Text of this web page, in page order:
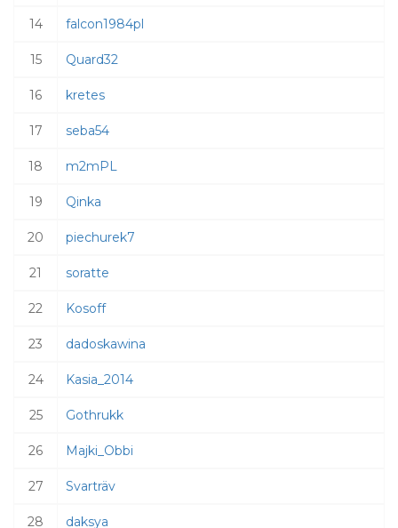
14 falcon1984pl
15 Quard32
16 kretes
17 seba54
18 m2mPL
19 Qinka
20 piechurek7
21 soratte
22 Kosoff
23 dadoskawina
24 Kasia_2014
25 Gothrukk
26 Majki_Obbi
27 Svarträv
28 daksya